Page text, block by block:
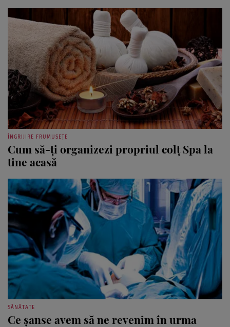
ÎNGRIJIRE FRUMUSEȚE
Cum să-ţi organizezi propriul colţ Spa la
tine acasă
SĂNĂTATE
Ce şanse avem să ne revenim în urma